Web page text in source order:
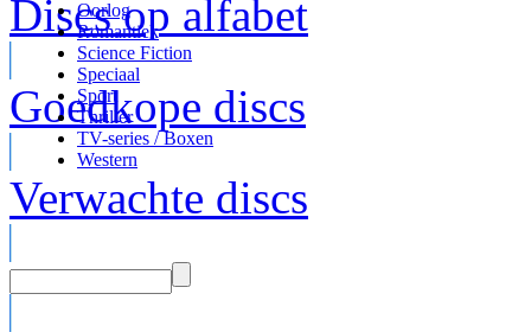
Discs op alfabet
Goedkope discs
Verwachte discs
Oorlog
Romantiek
Science Fiction
Speciaal
Sport
Thriller
TV-series / Boxen
Western